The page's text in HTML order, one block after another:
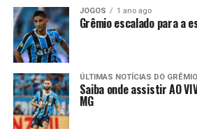
JOGOS 1 ano ago
Grêmio escalado para a
ÚLTIMAS NOTÍCIAS DO GRÊMIO
Saiba onde assistir AO
MG